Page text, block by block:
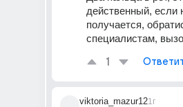
действенный, если
получается,
специалистам,
1
viktoria_mazur121г